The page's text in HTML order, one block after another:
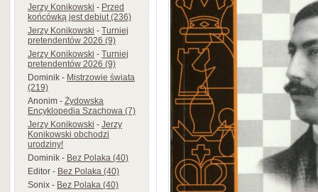
Jerzy Konikowski-Przed
końcówką jest debiut (236)
Jerzy Konikowski-Turniej
pretendentów 2026 (9)
Jerzy Konikowski-Turniej
pretendentów 2026 (9)
Dominik-Mistrzowie świata
(219)
Anonim-Żydowska
Encyklopedia Szachowa (7)
Jerzy Konikowski-Jerzy
Konikowski obchodzi
urodziny!
Dominik-Bez Polaka (40)
Editor-Bez Polaka (40)
Sonix-Bez Polaka (40)